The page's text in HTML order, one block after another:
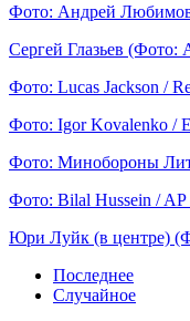
Фото: Андрей
Сергей Глазьев (Фото:
Фото: Lucas Jackson /
Фото: Igor Kovalenko /
Фото: Минобороны
Фото: Bilal Hussein /
Юри Луйк (в центре)
Последнее
Случайное